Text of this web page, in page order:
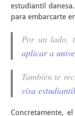
estudiantil
para embarcarte
Por un lado,
aplicar a
También te
visa
Concretamente,